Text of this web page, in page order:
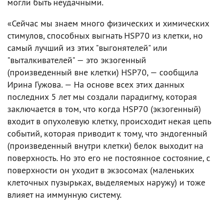
«Сейчас мы знаем много физических и химических
стимулов, способных выгнать HSP70 из клетки, но
самый лучший из этих "выгонятелей" или
"выталкивателей" — это экзогенный
(произведенный вне клетки) HSP70, — сообщила
Ирина Гужова. — На основе всех этих данных
последних 5 лет мы создали парадигму, которая
заключается в том, что когда HSP70 (экзогенный)
входит в опухолевую клетку, происходит некая цепь
событий, которая приводит к тому, что эндогенный
(произведенный внутри клетки) белок выходит на
поверхность. Но это его не постоянное состояние, с
поверхности он уходит в экзосомах (маленьких
клеточных пузырьках, выделяемых наружу) и тоже
влияет на иммунную систему.